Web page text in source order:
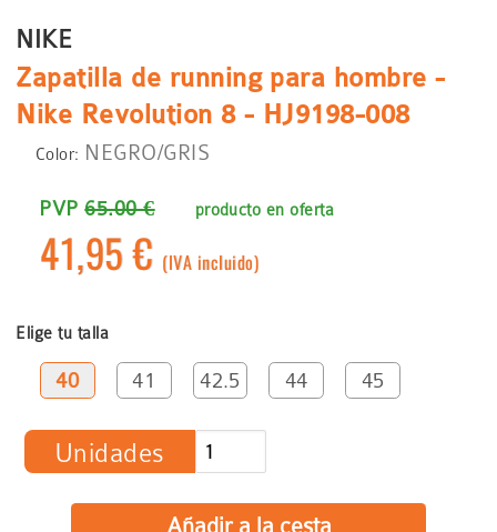
NIKE
Zapatilla de running para hombre -
Nike Revolution 8 - HJ9198-008
Color: NEGRO/GRIS
PVP65.00 € producto en oferta
41,95 € (IVA incluido)
Elige tu talla
40 41 42.5 44 45
Unidades